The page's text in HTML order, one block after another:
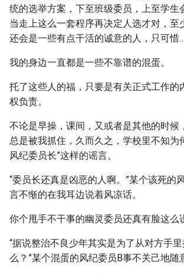
统的选举方案，下至班级委员，上至学生
当走上这么一套程序再决定人选才对，至
还会是一些有点干活的诚意的人，只可惜
我的身边一直都是一些不靠谱的混蛋。
托了这些人的福，只要是有关正式工作的
权负责。
不论是早操，课间，又或者是其他的时候
总是被我抓住，久而久之，学校里不知为
风纪委员长”这样的谣言。
“委员长还真是凶恶的人啊。”某个该死的
言不惭的在我耳边说着风凉话。
你个甩手不干事的幽灵委员还真有脸这么
“据说整治不良少年其实是为了从对方手
么？”某个混蛋的风纪委员B事不关己地随